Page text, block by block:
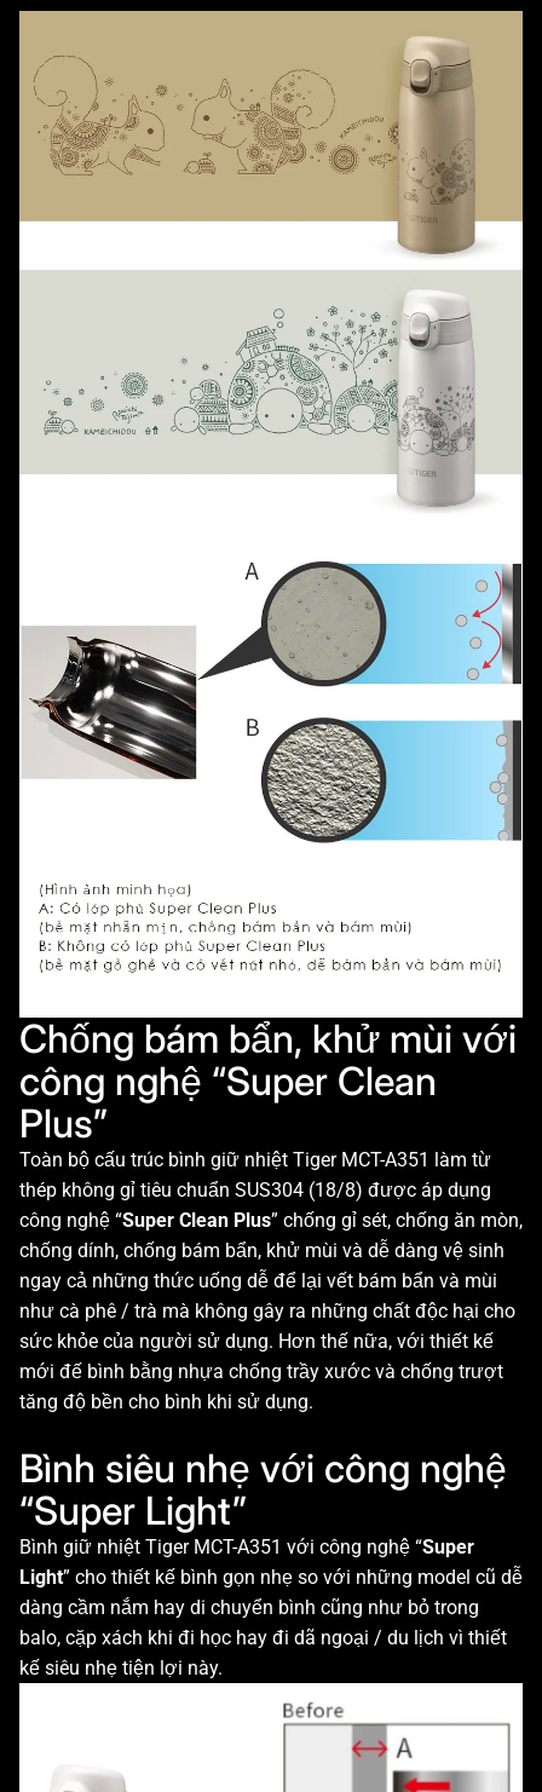
Chống bám bẩn, khử mùi với
công nghệ “Super Clean
Plus”
Toàn bộ cấu trúc bình giữ nhiệt Tiger MCT-A351 làm từ
thép không gỉ tiêu chuẩn SUS304 (18/8) được áp dụng
công nghệ “Super Clean Plus” chống gỉ sét, chống ăn mòn,
chống dính, chống bám bẩn, khử mùi và dễ dàng vệ sinh
ngay cả những thức uống dễ để lại vết bám bẩn và mùi
như cà phê / trà mà không gây ra những chất độc hại cho
sức khỏe của người sử dụng. Hơn thế nữa, với thiết kế
mới đế bình bằng nhựa chống trầy xước và chống trượt
tăng độ bền cho bình khi sử dụng.
Bình siêu nhẹ với công nghệ
“Super Light”
Bình giữ nhiệt Tiger MCT-A351 với công nghệ “Super
Light” cho thiết kế bình gọn nhẹ so với những model cũ dễ
dàng cầm nắm hay di chuyển bình cũng như bỏ trong
balo, cặp xách khi đi học hay đi dã ngoại / du lịch vì thiết
kế siêu nhẹ tiện lợi này.